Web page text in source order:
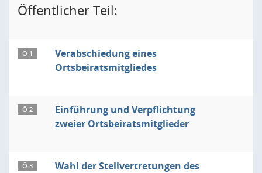
Öffentlicher Teil:
Ö 1
Verabschiedung eines
Ortsbeiratsmitgliedes
Ö 2
Einführung und Verpflichtung
zweier Ortsbeiratsmitglieder
Ö 3
Wahl der Stellvertretungen des